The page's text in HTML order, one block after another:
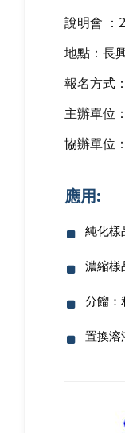
說明會 ：
地點：長
報名方式
主辦單位
協辦單位
應用:
純化樣
濃縮樣
分餾：
置換溶